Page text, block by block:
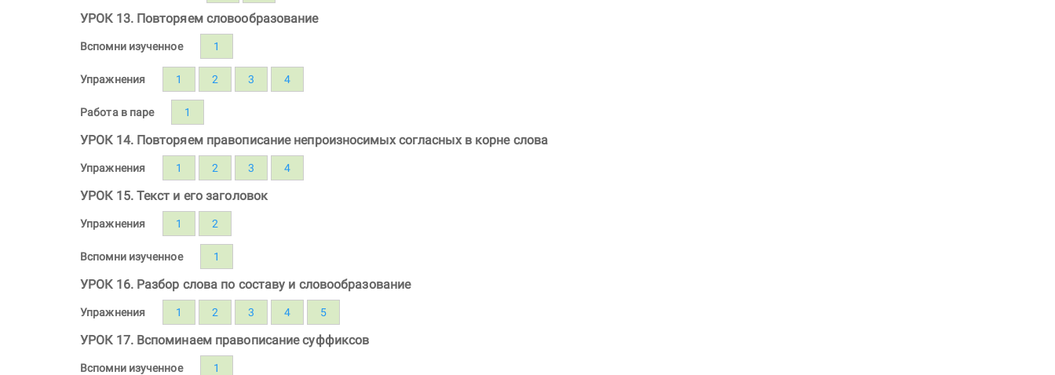
УРОК 13. Повторяем словообразование
Вспомни изученное 1
Упражнения 1 2 3 4
Работа в паре 1
УРОК 14. Повторяем правописание непроизносимых согласных в корне слова
Упражнения 1 2 3 4
УРОК 15. Текст и его заголовок
Упражнения 1 2
Вспомни изученное 1
УРОК 16. Разбор слова по составу и словообразование
Упражнения 1 2 3 4 5
УРОК 17. Вспоминаем правописание суффиксов
Вспомни изученное 1